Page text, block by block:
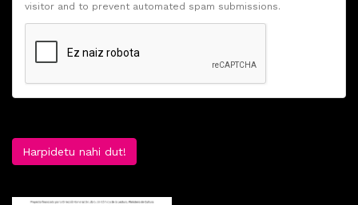
visitor and to prevent automated spam submissions.
Harpidetu nahi dut!